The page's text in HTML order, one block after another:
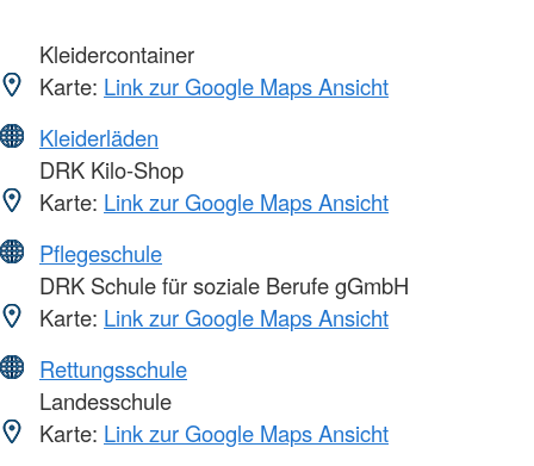
Kleidercontainer
Karte: Link zur Google Maps Ansicht
Kleiderläden
DRK Kilo-Shop
Karte: Link zur Google Maps Ansicht
Pflegeschule
DRK Schule für soziale Berufe gGmbH
Karte: Link zur Google Maps Ansicht
Rettungsschule
Landesschule
Karte: Link zur Google Maps Ansicht